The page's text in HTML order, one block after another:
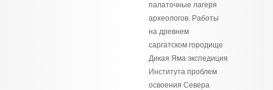
палаточные лагеря
археологов. Работы
на древнем
саргатском городище
Дикая Яма экспедиция
Института проблем
освоения Севера